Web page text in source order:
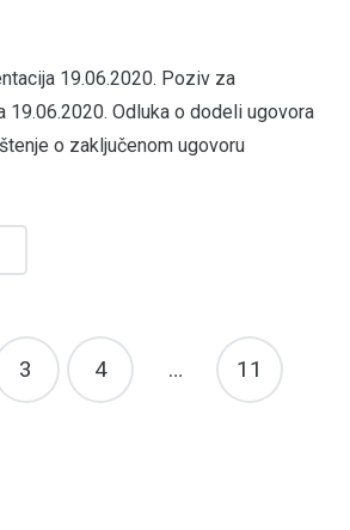
19.06.2020. Poziv za
19.06.2020. Odluka o dodeli ugovora
o zaključenom ugovoru
3 4 … 11